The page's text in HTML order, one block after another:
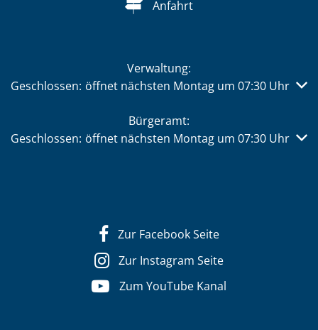
Anfahrt
Verwaltung:
Klicken, um weitere Öffnungs- oder Schließzeiten
Geschlossen: öffnet nächsten Montag um 07:30 Uhr
Bürgeramt:
Klicken, um weitere Öffnungs- oder Schließzeiten
Geschlossen: öffnet nächsten Montag um 07:30 Uhr
Zur Facebook Seite
Zur Instagram Seite
Zum YouTube Kanal